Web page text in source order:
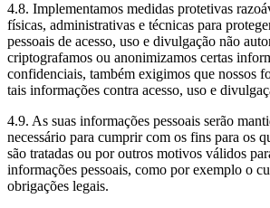
4.8. Implementamos medidas protetivas
físicas, administrativas e técnicas para
pessoais de acesso, uso e divulgação não
criptografamos ou anonimizamos certas
confidenciais, também exigimos que nossos
tais informações contra acesso, uso e
4.9. As suas informações pessoais serão
necessário para cumprir com os fins para os
são tratadas ou por outros motivos válidos
informações pessoais, como por exemplo o
obrigações legais.